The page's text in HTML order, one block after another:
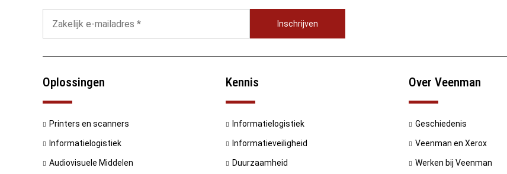
Inschrijven
Oplossingen
Printers en scanners
Informatielogistiek
Audiovisuele Middelen
Kennis
Informatielogistiek
Informatieveiligheid
Duurzaamheid
Over Veenman
Geschiedenis
Veenman en Xerox
Werken bij Veenman